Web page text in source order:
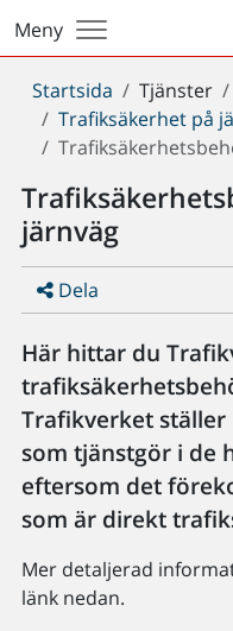
Meny
Du
är
här:
Startsida Tjänster
Trafiksäkerhet på
järnväg
Dela
Här hittar du
Trafikverket
som tjänstgör i de
eftersom det
som är direkt
Mer detaljerad
länk nedan.